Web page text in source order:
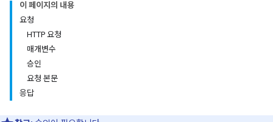
이 페이지의 내용
요청
HTTP 요청
매개변수
승인
요청 본문
응답